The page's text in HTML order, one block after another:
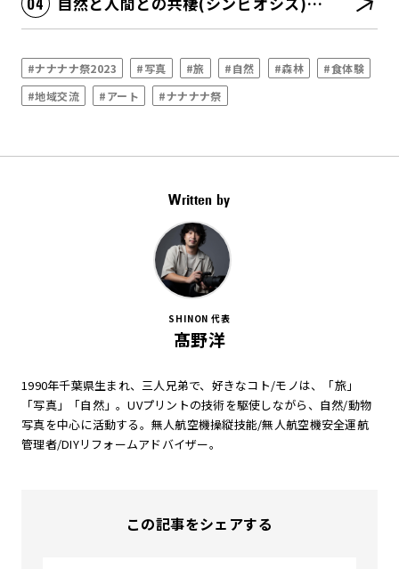
#ナナナナ祭2023 #写真 #旅 #自然 #森林
#食体験
#地域交流
#アート #ナナナナ祭
Written by
SHINON 代表
髙野洋
1990年千葉県生まれ、三人兄弟で、好きなコト/モノは、「旅」
「写真」「自然」。UVプリントの技術を駆使しながら、自然/動物
写真を中心に活動する。無人航空機操縦技能/無人航空機安全運航
管理者/DIYリフォームアドバイザー。
この記事をシェアする